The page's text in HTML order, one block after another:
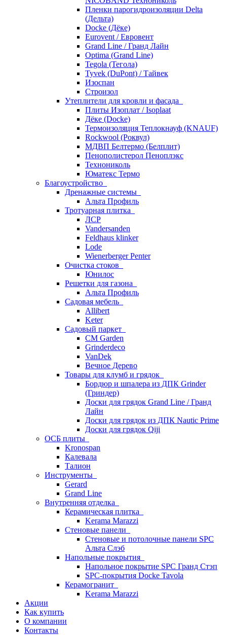
Пленки парогидроизоляции Delta
(Дельта)
Docke (Дёке)
Eurovent / Евровент
Grand Line / Гранд Лайн
Optima (Grand Line)
Tegola (Тегола)
Tyvek (DuPont) / Тайвек
Изоспан
Строизол
Утеплители для кровли и фасада
Плиты Изоплат / Isoplaat
Дёке (Docke)
Термоизоляция Теплокнауф (KNAUF)
Rockwool (Роквул)
МДВП Белтермо (Белплит)
Пенополистерол Пеноплэкс
Технониколь
Юматекс Термо
Благоустройство
Дренажные системы
Альта Профиль
Тротуарная плитка
ЛСР
Vandersanden
Feldhaus klinker
Lode
Wienerberger Penter
Очистка стоков
Юнилос
Решетки для газона
Альта Профиль
Садовая мебель
Allibert
Keter
Садовый паркет
CM Garden
Grinderdeco
VanDek
Вечное Дерево
Товары для клумб и грядок
Бордюр и шпалера из ДПК Grinder
(Гриндер)
Доски для грядок Grand Line / Гранд
Лайн
Доски для грядок из ДПК Nautic Prime
Доски для грядок Qiji
ОСБ плиты
Kronospan
Калевала
Талион
Инструменты
Gerard
Grand Line
Внутренняя отделка
Керамическая плитка
Kerama Marazzi
Стеновые панели
Стеновые и потолочные панели SPC
Альта Слэб
Напольные покрытия
Напольное покрытие SPC Гранд Стэп
SPC-покрытия Docke Tavola
Керамогранит
Kerama Marazzi
Акции
Как купить
О компании
Контакты